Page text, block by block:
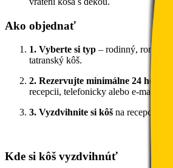
Ako objednať
1. Vyberte si typ – rodinný,
tatranský kôš.
2. Rezervujte minimálne 24 hodín
recepcii, telefonicky alebo e-mailom.
3. Vyzdvihnite si kôš na recepcii v
Kde si kôš vyzdvihnúť